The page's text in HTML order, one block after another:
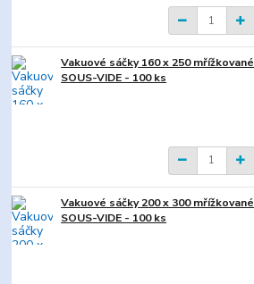
Vakuové sáčky 160 x 250 mřížkované
SOUS-VIDE - 100 ks
Vakuové sáčky 200 x 300 mřížkované
SOUS-VIDE - 100 ks